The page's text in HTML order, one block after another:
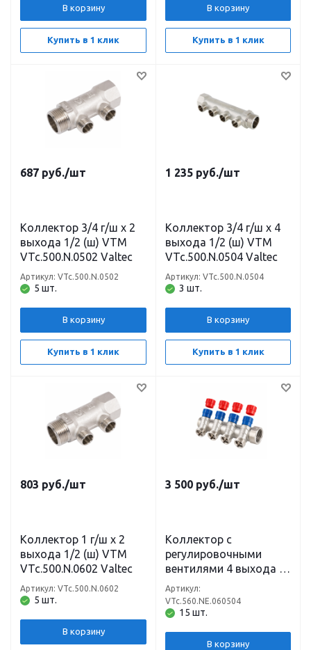
В корзину
Купить в 1 клик
В корзину
Купить в 1 клик
687 руб./шт
Коллектор 3/4 г/ш х 2
выхода 1/2 (ш) VTM
VTc.500.N.0502 Valtec
5 шт.
Артикул: VTc.500.N.0502
В корзину
Купить в 1 клик
1 235 руб./шт
Коллектор 3/4 г/ш х 4
выхода 1/2 (ш) VTM
VTc.500.N.0504 Valtec
3 шт.
Артикул: VTc.500.N.0504
В корзину
Купить в 1 клик
803 руб./шт
Коллектор 1 г/ш х 2
выхода 1/2 (ш) VTM
VTc.500.N.0602 Valtec
5 шт.
Артикул: VTc.500.N.0602
В корзину
3 500 руб./шт
Коллектор с
регулировочными
вентилями 4 выхода 1
х 3/4 Евроконус VTm
VTc.560.NE.060504
Valtec
15 шт.
Артикул:
VTc.560.NE.060504
В корзину